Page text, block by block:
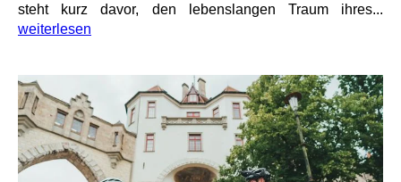
steht kurz davor, den lebenslangen Traum ihres...
weiterlesen